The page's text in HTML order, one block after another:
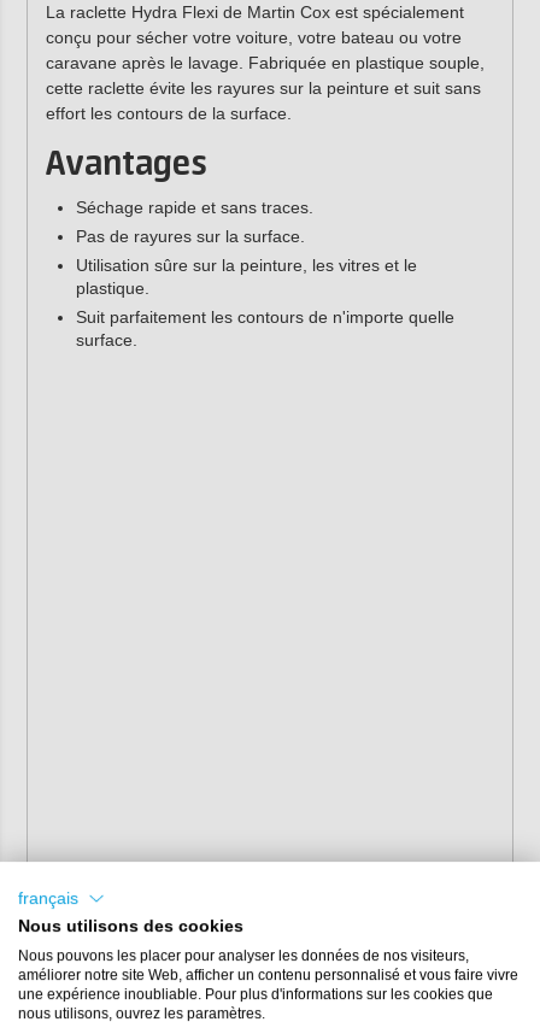
La raclette Hydra Flexi de Martin Cox est spécialement
conçu pour sécher votre voiture, votre bateau ou votre
caravane après le lavage. Fabriquée en plastique souple,
cette raclette évite les rayures sur la peinture et suit sans
effort les contours de la surface.
Avantages
Séchage rapide et sans traces.
Pas de rayures sur la surface.
Utilisation sûre sur la peinture, les vitres et le
plastique.
Suit parfaitement les contours de n'importe quelle
surface.
français
Nous utilisons des cookies
Nous pouvons les placer pour analyser les données de nos visiteurs,
améliorer notre site Web, afficher un contenu personnalisé et vous faire vivre
une expérience inoubliable. Pour plus d'informations sur les cookies que
nous utilisons, ouvrez les paramètres.